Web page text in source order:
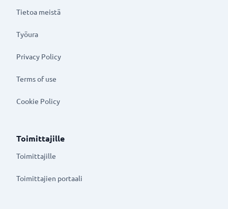
Tietoa meistä
Työura
Privacy Policy
Terms of use
Cookie Policy
Toimittajille
Toimittajille
Toimittajien portaali